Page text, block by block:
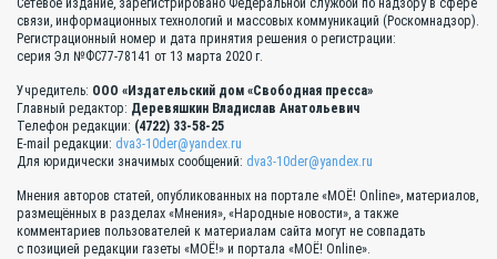
Сетевое издание, зарегистрировано Федеральной службой по надзору в сфере
связи, информационных технологий и массовых коммуникаций (Роскомнадзор).
Регистрационный номер и дата принятия решения о регистрации:
серия Эл №ФС77-78141 от 13 марта 2020 г.
Учредитель: ООО «Издательский дом «Свободная пресса»
Главный редактор: Деревяшкин Владислав Анатольевич
Телефон редакции: (4722) 33-58-25
E-mail редакции: dva3-10der@yandex.ru
Для юридически значимых сообщений: dva3-10der@yandex.ru
Мнения авторов статей, опубликованных на портале «МОЁ! Online», материалов,
размещённых в разделах «Мнения», «Народные новости», а также
комментариев пользователей к материалам сайта могут не совпадать
с позицией редакции газеты «МОЁ!» и портала «МОЁ! Online».